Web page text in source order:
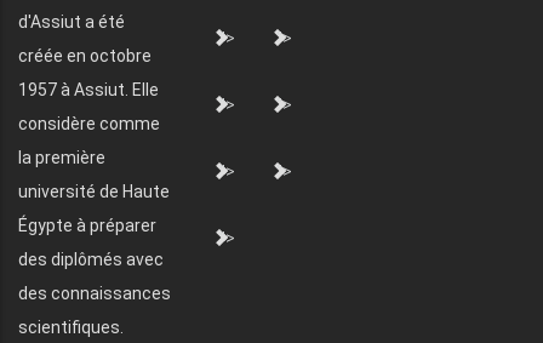
d'Assiut a été
créée en octobre
1957 à Assiut. Elle
considère comme
la première
université de Haute
Égypte à préparer
des diplômés avec
des connaissances
scientifiques.
"> ">
"> ">
"> ">
">